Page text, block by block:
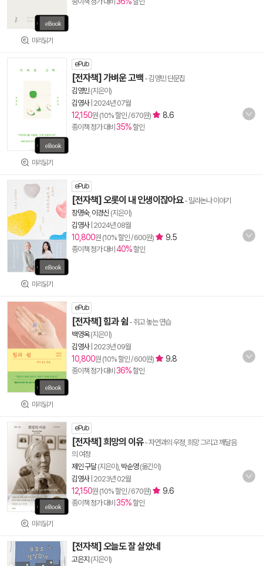
미리읽기
미리읽기
ePub
[전자책] 가벼운 고백 - 김영민 단문집
김영민(지은이)
김영사| 2024년 07월
12,150원 (10% 할인 / 670원) 8.6
종이책 정가 대비 35%할인
미리읽기
ePub
[전자책] 오롯이 내 인생이잖아요- 밀라논나 이야기
장명숙, 이경신 (지은이)
김영사| 2024년 08월
10,800원 (10% 할인 / 600원) 9.5
종이책 정가 대비 40%할인
미리읽기
ePub
[전자책] 힘과 쉼 - 쥐고 놓는 연습
백영옥(지은이)
김영사| 2023년 09월
10,800원 (10% 할인 / 600원) 9.8
종이책 정가 대비 36%할인
미리읽기
ePub
[전자책] 희망의 이유- 자연과의 우정, 희망 그리고 깨달음
의 여정
제인 구달(지은이), 박순영(옮긴이)
김영사| 2023년 02월
12,150원 (10% 할인 / 670원) 9.6
종이책 정가 대비 35%할인
[전자책] 오늘도 잘 살았네
고은지 (지은이)